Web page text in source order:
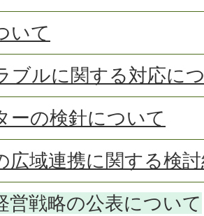
いて
ブルに関する対応に
ーの検針について
広域連携に関する検
営戦略の公表について